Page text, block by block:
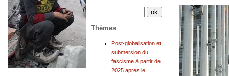
Thèmes
Post-globalisation et
submersion du
fascisme à partir de
2025 après le